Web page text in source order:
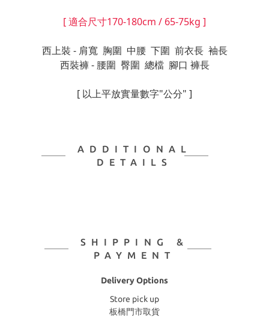
[ 適合尺寸170-180cm / 65-75kg ]
西上裝 - 肩寬 胸圍 中腰 下圍 前衣長 袖長
西裝褲 - 腰圍 臀圍 總檔 腳口 褲長
[ 以上平放實量數字"公分" ]
ADDITIONAL
DETAILS
SHIPPING &
PAYMENT
Delivery Options
Store pick up
板橋門市取貨